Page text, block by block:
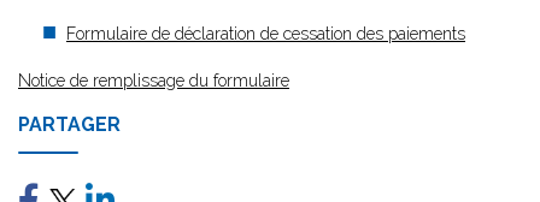
Formulaire de déclaration de cessation des paiements
Notice de remplissage du formulaire
PARTAGER